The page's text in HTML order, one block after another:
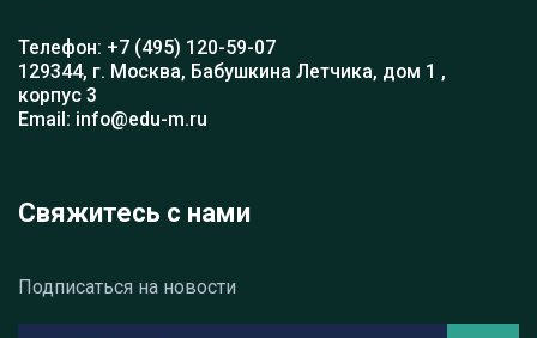
Телефон: +7 (495) 120-59-07
129344, г. Москва, Бабушкина Летчика, дом 1 ,
корпус 3
Email: info@edu-m.ru
Свяжитесь с нами
Подписаться на новости